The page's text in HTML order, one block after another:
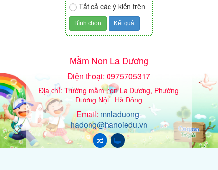
Tất cả các ý kiến trên
Mầm Non La Dương
Điện thoại: 0975705317
Địa chỉ: Trường mầm non La Dương, Phường
Dương Nội - Hà Đông
Email: mnladuong-
hadong@hanoiedu.vn